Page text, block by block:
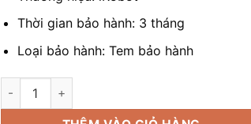
2.800.000 ₫.
Thời gian bảo hành: 3 tháng
Loại bảo hành: Tem bảo hành
Sạc Pin iRobot Roomba số lượng